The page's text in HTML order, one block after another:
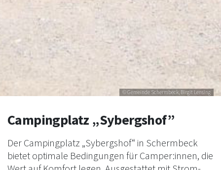
© Gemeinde Schermbeck, Birgit Lensing
Campingplatz „Sybergshof”
Der Campingplatz „Sybergshof“ in Schermbeck
bietet optimale Bedingungen für Camper:innen, die